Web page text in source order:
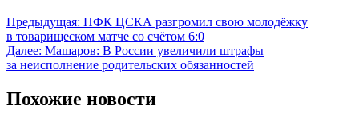
Предыдущая: ПФК ЦСКА разгромил свою молодёжку
в товарищеском матче со счётом 6:0
Далее: Машаров: В России увеличили штрафы
за неисполнение родительских обязанностей
Похожие новости